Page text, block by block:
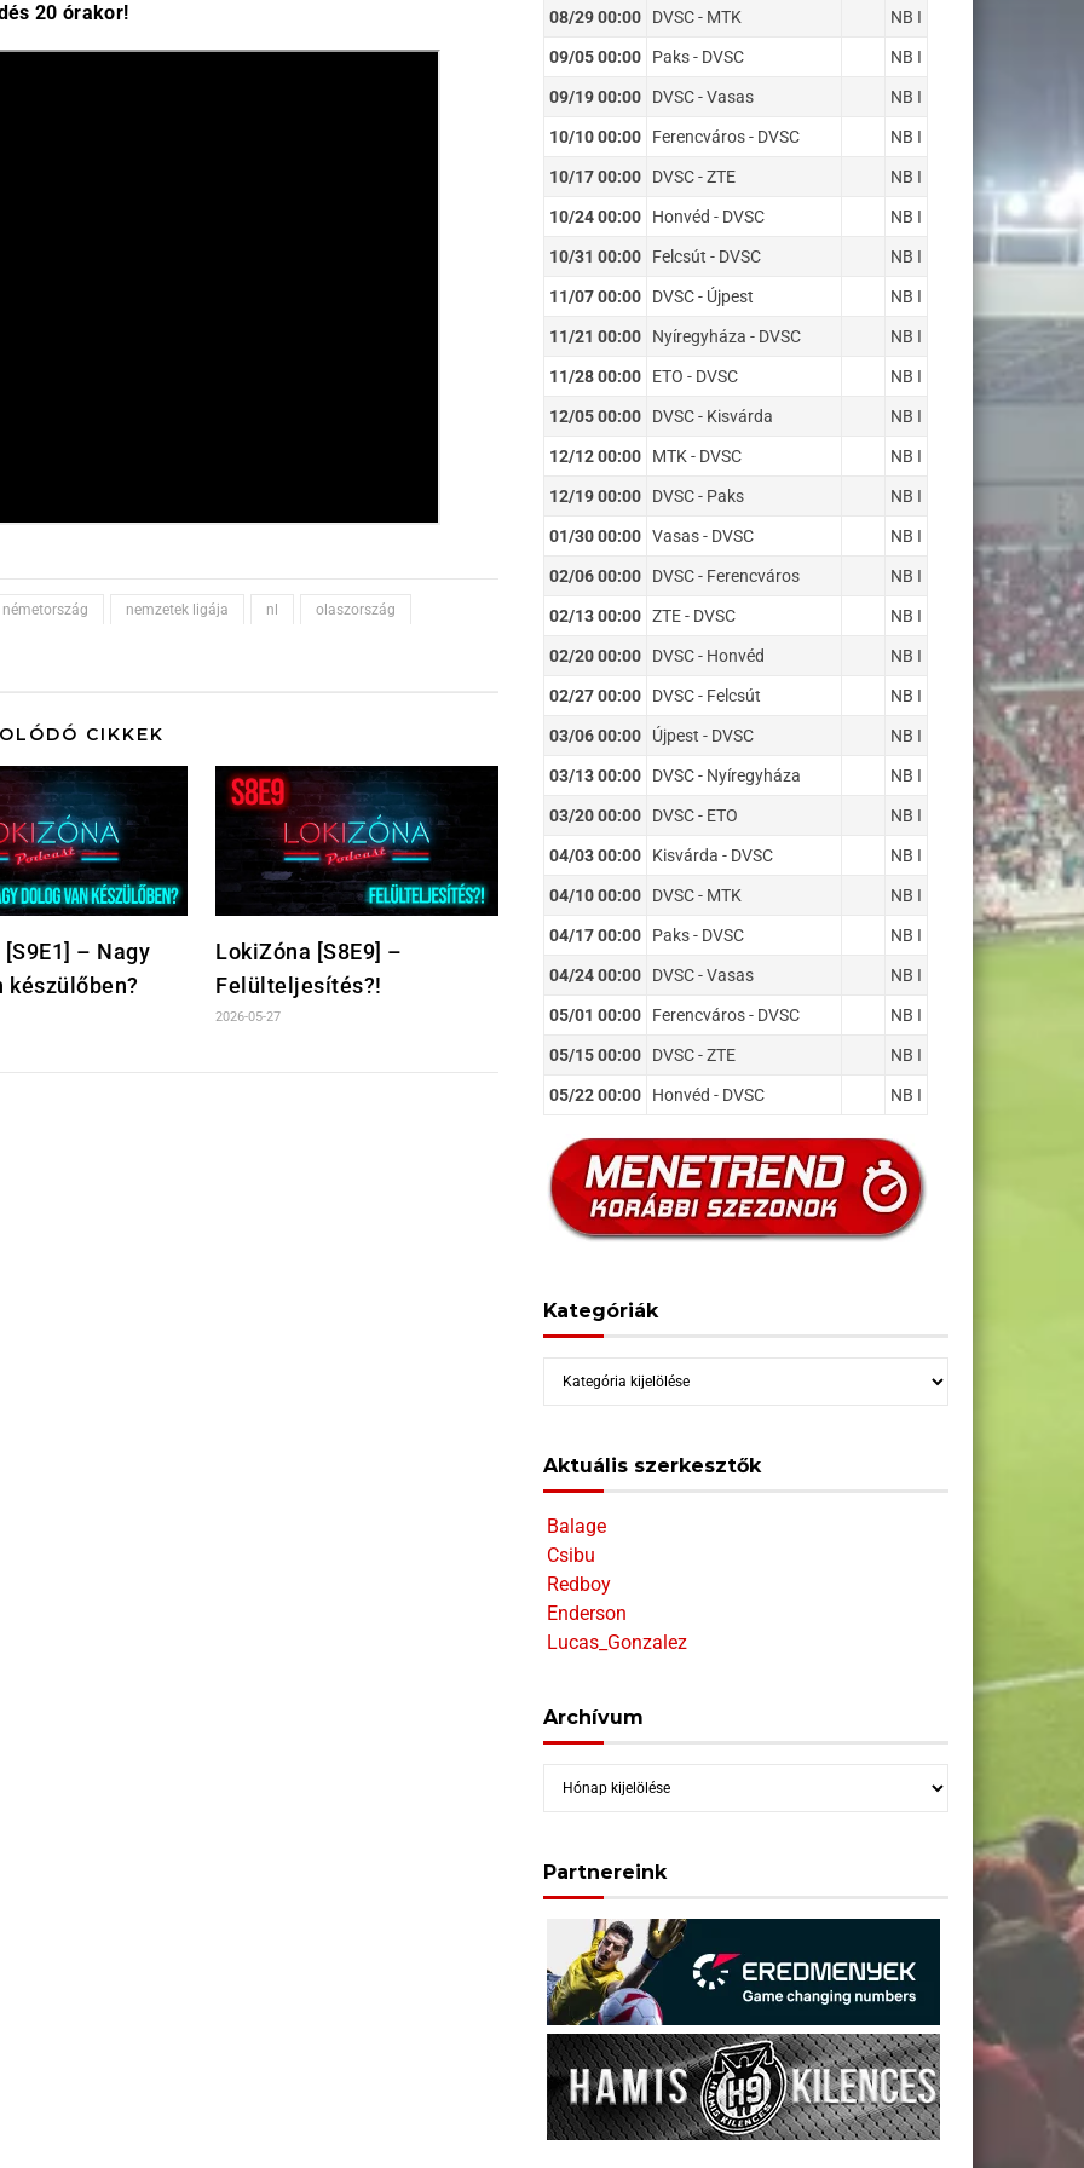
20 órakor!
németország nemzetek ligája nl olaszország
CIKKEK
– Nagy
készülőben?
LokiZóna [S8E9] –
Felülteljesítés?!
2026-05-27
08/29 00:00 DVSC - MTK NB I
09/05 00:00 Paks - DVSC NB I
09/19 00:00 DVSC - Vasas NB I
10/10 00:00 Ferencváros - DVSC NB I
10/17 00:00 DVSC - ZTE NB I
10/24 00:00 Honvéd - DVSC NB I
10/31 00:00 Felcsút - DVSC NB I
11/07 00:00 DVSC - Újpest NB I
11/21 00:00 Nyíregyháza - DVSC NB I
11/28 00:00 ETO - DVSC NB I
12/05 00:00 DVSC - Kisvárda NB I
12/12 00:00 MTK - DVSC NB I
12/19 00:00 DVSC - Paks NB I
01/30 00:00 Vasas - DVSC NB I
02/06 00:00 DVSC - Ferencváros NB I
02/13 00:00 ZTE - DVSC NB I
02/20 00:00 DVSC - Honvéd NB I
02/27 00:00 DVSC - Felcsút NB I
03/06 00:00 Újpest - DVSC NB I
03/13 00:00 DVSC - Nyíregyháza NB I
03/20 00:00 DVSC - ETO NB I
04/03 00:00 Kisvárda - DVSC NB I
04/10 00:00 DVSC - MTK NB I
04/17 00:00 Paks - DVSC NB I
04/24 00:00 DVSC - Vasas NB I
05/01 00:00 Ferencváros - DVSC NB I
05/15 00:00 DVSC - ZTE NB I
05/22 00:00 Honvéd - DVSC NB I
Kategóriák
Kategóriák
Aktuális szerkesztők
Balage
Csibu
Redboy
Enderson
Lucas_Gonzalez
Archívum
Archívum
Partnereink